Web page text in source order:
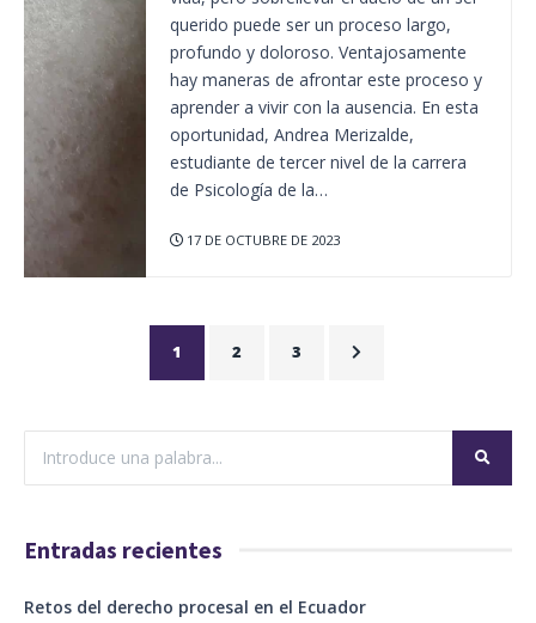
querido puede ser un proceso largo,
profundo y doloroso. Ventajosamente
hay maneras de afrontar este proceso y
aprender a vivir con la ausencia. En esta
oportunidad, Andrea Merizalde,
estudiante de tercer nivel de la carrera
de Psicología de la…
17 DE OCTUBRE DE 2023
1 2 3
Entradas recientes
Retos del derecho procesal en el Ecuador